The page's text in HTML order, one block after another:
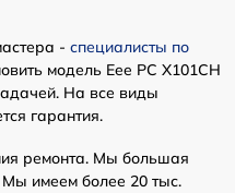
- специалисты по
модель Eee PC X101CH
На все виды
гарантия.
ремонта. Мы большая
Мы имеем более 20 тыс.